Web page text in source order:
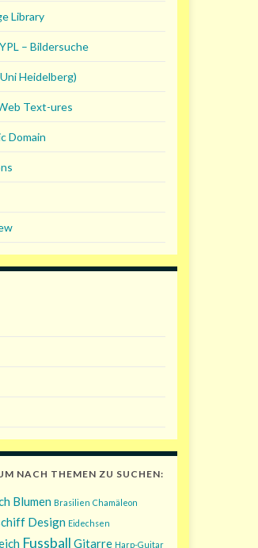
Library
– Bildersuche
Heidelberg)
Text-ures
Domain
NACH THEMEN ZU SUCHEN:
Blumen Brasilien Chamäleon
Design Eidechsen
Fussball Gitarre Harp-Guitar